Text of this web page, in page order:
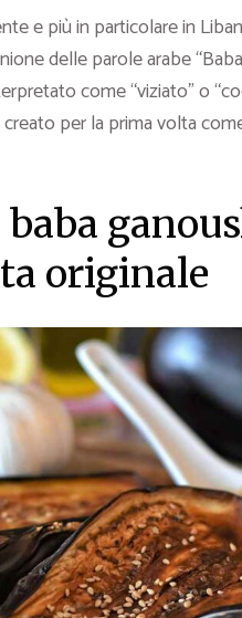
e più in particolare in
delle parole arabe
come “viziato” o
per la prima volta
originale